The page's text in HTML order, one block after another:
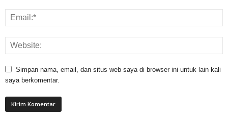
Simpan nama, email, dan situs web saya di browser ini untuk lain kali
saya berkomentar.